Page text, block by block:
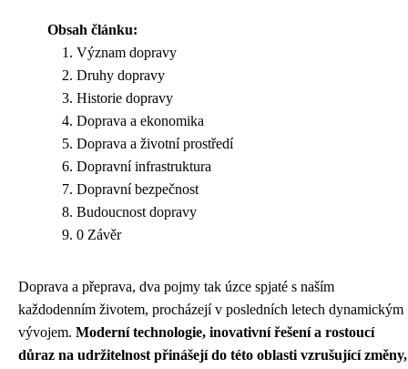
Obsah článku:
Význam dopravy
Druhy dopravy
Historie dopravy
Doprava a ekonomika
Doprava a životní prostředí
Dopravní infrastruktura
Dopravní bezpečnost
Budoucnost dopravy
0 Závěr
Doprava a přeprava, dva pojmy tak úzce spjaté s naším
každodenním životem, procházejí v posledních letech dynamickým
vývojem. Moderní technologie, inovativní řešení a rostoucí
důraz na udržitelnost přinášejí do této oblasti vzrušující změny,